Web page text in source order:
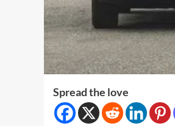
Spread the love